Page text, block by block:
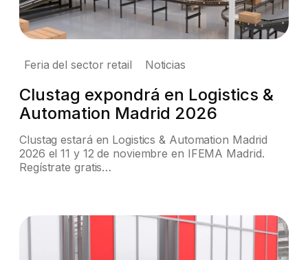
Feria del sector retail Noticias
Clustag expondrá en Logistics &
Automation Madrid 2026
Clustag estará en Logistics & Automation Madrid
2026 el 11 y 12 de noviembre en IFEMA Madrid.
Regístrate gratis…